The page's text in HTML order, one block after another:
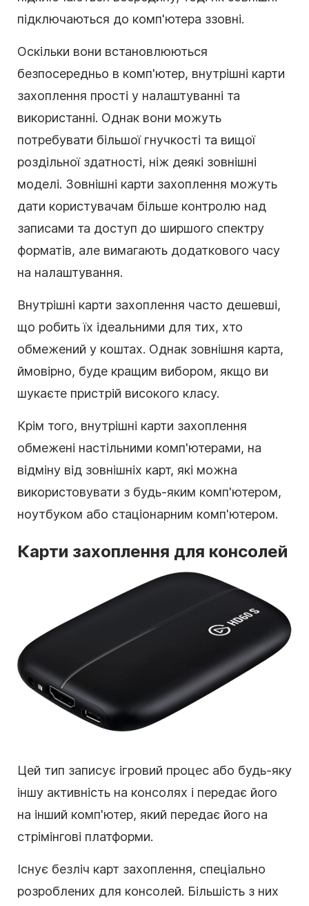
підключаються до комп'ютера ззовні.
Оскільки вони встановлюються
безпосередньо в комп'ютер, внутрішні карти
захоплення прості у налаштуванні та
використанні. Однак вони можуть
потребувати більшої гнучкості та вищої
роздільної здатності, ніж деякі зовнішні
моделі. Зовнішні карти захоплення можуть
дати користувачам більше контролю над
записами та доступ до ширшого спектру
форматів, але вимагають додаткового часу
на налаштування.
Внутрішні карти захоплення часто дешевші,
що робить їх ідеальними для тих, хто
обмежений у коштах. Однак зовнішня карта,
ймовірно, буде кращим вибором, якщо ви
шукаєте пристрій високого класу.
Крім того, внутрішні карти захоплення
обмежені настільними комп'ютерами, на
відміну від зовнішніх карт, які можна
використовувати з будь-яким комп'ютером,
ноутбуком або стаціонарним комп'ютером.
Карти захоплення для консолей
Цей тип записує ігровий процес або будь-яку
іншу активність на консолях і передає його
на інший комп'ютер, який передає його на
стрімінгові платформи.
Існує безліч карт захоплення, спеціально
розроблених для консолей. Більшість з них